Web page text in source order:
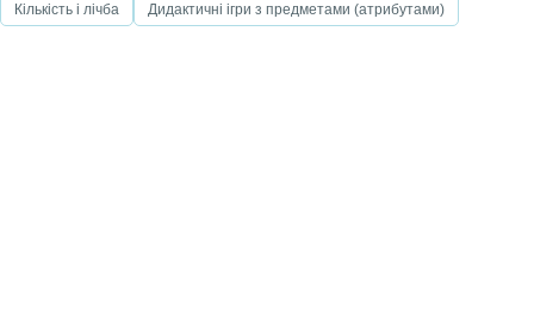
Кількість і лічба
Дидактичні ігри з предметами (атрибутами)